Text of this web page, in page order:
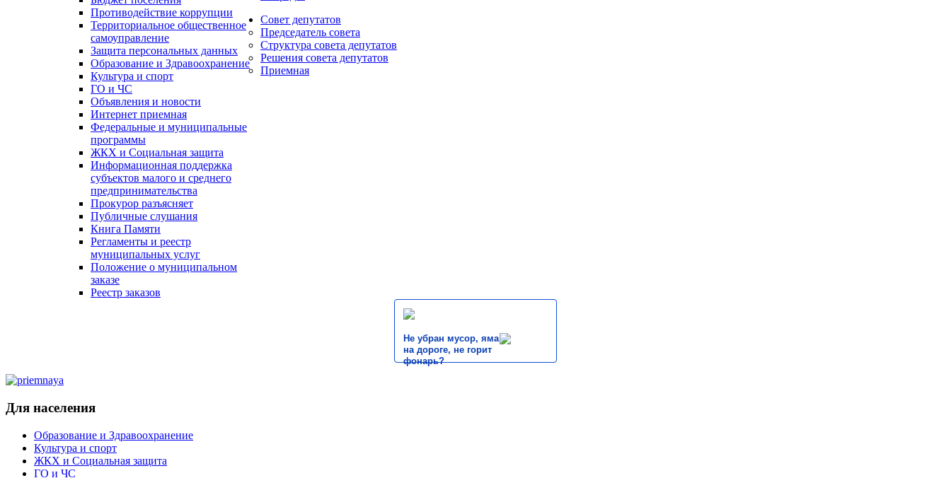
Противодействие коррупции
Территориальное общественное
самоуправление
Защита персональных данных
Образование и Здравоохранение
Культура и спорт
ГО и ЧС
Объявления и новости
Интернет приемная
Федеральные и муниципальные
программы
ЖКХ и Социальная защита
Информационная поддержка
субъектов малого и среднего
предпринимательства
Прокурор разъясняет
Публичные слушания
Книга Памяти
Регламенты и реестр
муниципальных услуг
Положение о муниципальном
заказе
Реестр заказов
Совет депутатов
Председатель совета
Структура совета депутатов
Решения совета депутатов
Приемная
Не убран мусор, яма
на дороге, не горит
фонарь?
Для населения
Образование и Здравоохранение
Культура и спорт
ЖКХ и Социальная защита
ГО и ЧС